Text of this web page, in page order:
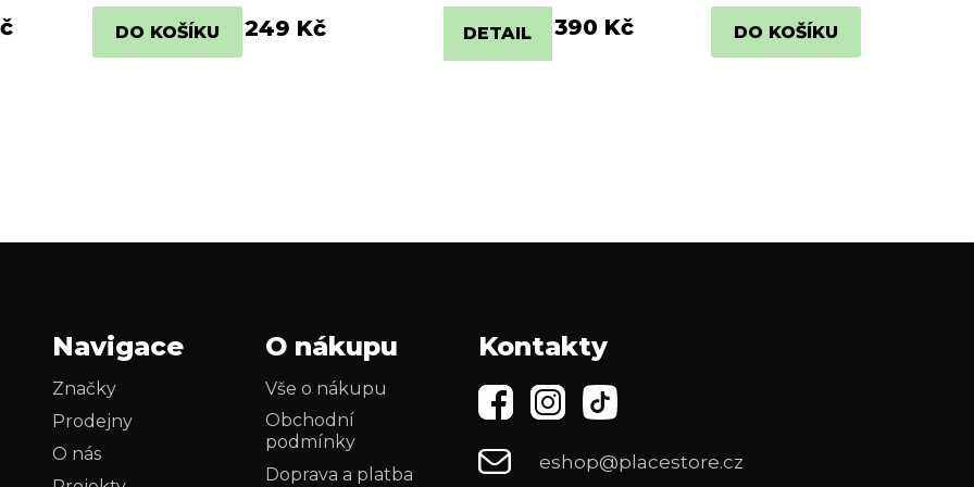
DO KOŠÍKU 249 Kč DETAIL 390 Kč DO KOŠÍKU
Navigace
Značky
Prodejny
O nás
O nákupu
Vše o nákupu
Obchodní
podmínky
Doprava a platba
Kontakty
eshop@placestore.cz